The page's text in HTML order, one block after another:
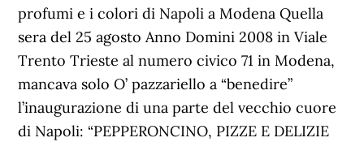
profumi e i colori di Napoli a Modena Quella
sera del 25 agosto Anno Domini 2008 in Viale
Trento Trieste al numero civico 71 in Modena,
mancava solo O’ pazzariello a “benedire”
l’inaugurazione di una parte del vecchio cuore
di Napoli: “PEPPERONCINO, PIZZE E DELIZIE